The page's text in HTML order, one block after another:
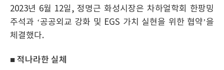
2023년 6월 12일, 정명근 화성시장은 차하얼학회 한팡밍
주석과 ‘공공외교 강화 및 EGS 가치 실현을 위한 협약’을
체결했다.
■ 적나라한 실체